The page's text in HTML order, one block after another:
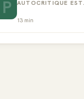
P
AUTOCRITIQUE EST
13 min